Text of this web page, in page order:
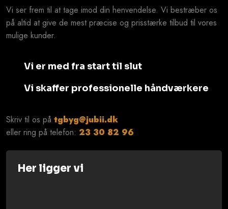
Vi ser frem til at tage imod din henvendelse. Vi bestræber os
på altid at give de mest præcise og prisstærke tilbud til vores
mulige kunder.
Vi er med fra start til slut
Vi skaffer professionelle håndværkere
Skriv til os på tgbyg@jubii.dk
eller ring på telefon: ​ 23 30 82 96
Her ligger vi